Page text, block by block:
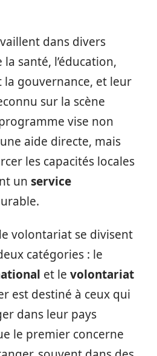
dans divers
santé, l’éducation,
la gouvernance, et leur
sur la scène
vise non
aide directe, mais
les capacités locales
un service
volontariat se divisent
catégories : le
et le volontariat
est destiné à ceux qui
dans leur pays
le premier concerne